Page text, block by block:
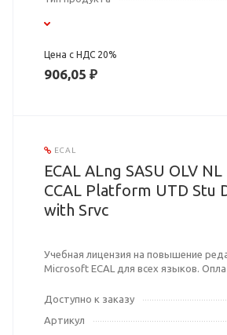
Цена с НДС 20%
906,05 ₽
ECAL
ECAL ALng SASU OLV NL
CCAL Platform UTD Stu
with Srvc
Учебная лицензия на повышение
Microsoft ECAL для всех языков.
Доступно к заказу
Артикул